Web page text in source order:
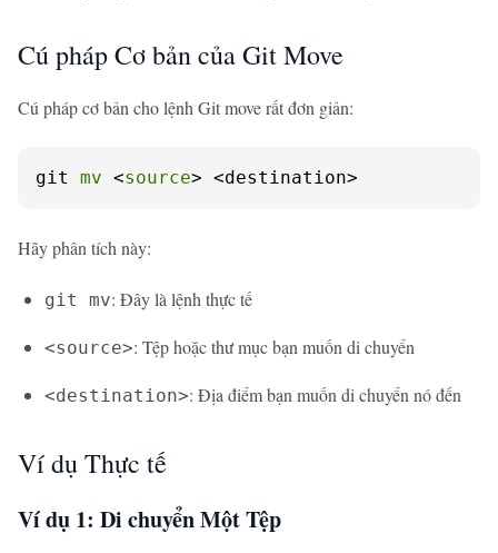
Cú pháp Cơ bản của Git Move
Cú pháp cơ bản cho lệnh Git move rất đơn giản:
git mv <source> <destination>
Hãy phân tích này:
git mv: Đây là lệnh thực tế
<source>: Tệp hoặc thư mục bạn muốn di chuyển
<destination>: Địa điểm bạn muốn di chuyển nó đến
Ví dụ Thực tế
Ví dụ 1: Di chuyển Một Tệp